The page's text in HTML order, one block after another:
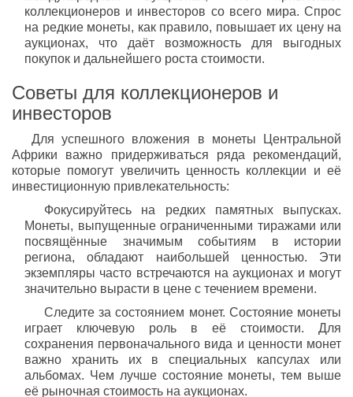
коллекционеров и инвесторов со всего мира. Спрос
на редкие монеты, как правило, повышает их цену на
аукционах, что даёт возможность для выгодных
покупок и дальнейшего роста стоимости.
Советы для коллекционеров и
инвесторов
Для успешного вложения в монеты Центральной
Африки важно придерживаться ряда рекомендаций,
которые помогут увеличить ценность коллекции и её
инвестиционную привлекательность:
Фокусируйтесь на редких памятных выпусках.
Монеты, выпущенные ограниченными тиражами или
посвящённые значимым событиям в истории
региона, обладают наибольшей ценностью. Эти
экземпляры часто встречаются на аукционах и могут
значительно вырасти в цене с течением времени.
Следите за состоянием монет. Состояние монеты
играет ключевую роль в её стоимости. Для
сохранения первоначального вида и ценности монет
важно хранить их в специальных капсулах или
альбомах. Чем лучше состояние монеты, тем выше
её рыночная стоимость на аукционах.